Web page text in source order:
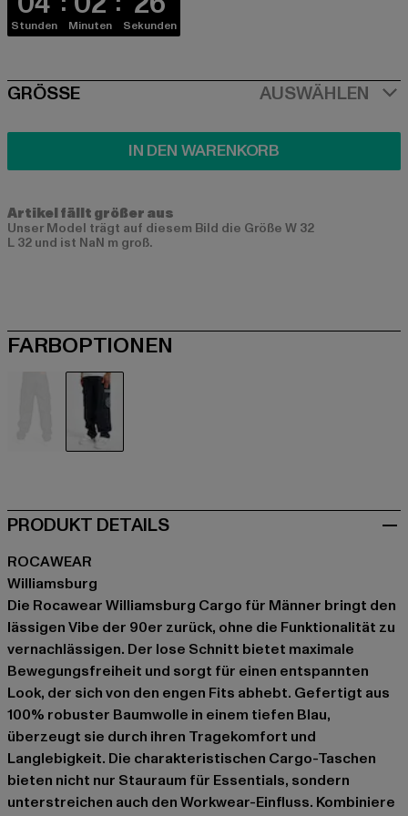
Stunden Minuten Sekunden
SIZE
GRÖSSE AUSWÄHLEN
IN DEN WARENKORB
Artikel fällt größer aus
Unser Model trägt auf diesem Bild die Größe W 32
L 32 und ist NaN m groß.
FARBOPTIONEN
PRODUKT DETAILS
ROCAWEAR
Williamsburg
Die Rocawear Williamsburg Cargo für Männer bringt den
lässigen Vibe der 90er zurück, ohne die Funktionalität zu
vernachlässigen. Der lose Schnitt bietet maximale
Bewegungsfreiheit und sorgt für einen entspannten
Look, der sich von den engen Fits abhebt. Gefertigt aus
100% robuster Baumwolle in einem tiefen Blau,
überzeugt sie durch ihren Tragekomfort und
Langlebigkeit. Die charakteristischen Cargo-Taschen
bieten nicht nur Stauraum für Essentials, sondern
unterstreichen auch den Workwear-Einfluss. Kombiniere